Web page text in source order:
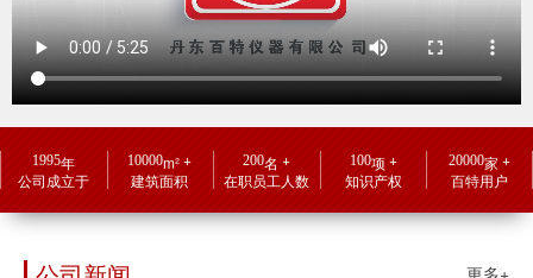
1995年
公司成立于
10000m² +
建筑面积
200名 +
在职员工人数
100项 +
知识产权
20000家 +
百特用户